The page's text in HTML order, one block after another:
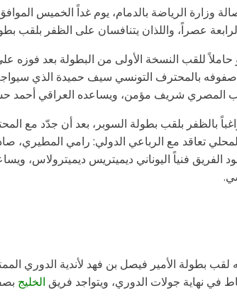
يوم غداً الخميس الموافق 08 سبتمبر 2022م، في الصالة التي ستشهد المواجهة المرتقبة بين
عصراً، واللذان يتنافسان على الظفر بلقب بطولة
حاملاً للقب النسخة الأولى من البطولة بعد فوزه
صفوفه بالمحترف التونسي سيف حميدة الذي
المصري شريف مؤمن، ويساعده العراقي أحمد
بالظفر بلقب بطولة السوبر، بعد أن جدّد مع
تعاقد مع الرباعي الدولي: رامي المطيري،
الفريق فنياً اليوناني ديميتريس
لقب بطولة الأمير فيصل بن فهد لأندية
في نهاية جولات الدوري، ويتواجد فريق الخليج